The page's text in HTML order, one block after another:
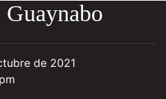
Guaynabo
de 2021